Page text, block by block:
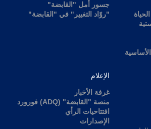
الأساسية
جسور أمل "القابضة"
"روّاد التغيير" في "القابضة"
الإعلام
غرفة الأخبار
منصة "القابضة" (ADQ) فورورد
افتتاحيات الرأي
الإصدارات